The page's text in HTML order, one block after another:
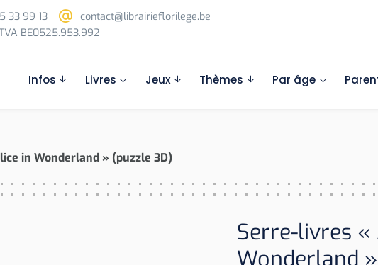
33 99 13
contact@librairieflorilege.be
BE0525.953.992
Infos Livres Jeux Thèmes Par âge
in Wonderland » (puzzle 3D)
Serre-livres «
Wonderland